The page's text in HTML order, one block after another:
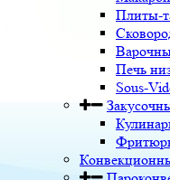
Плиты-
Печь
Sous-